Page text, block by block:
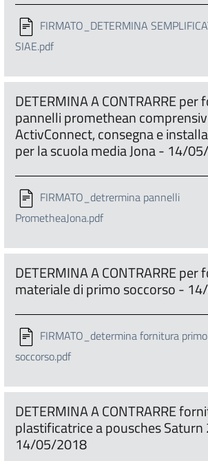
FIRMATO_DETERMINA
SIAE.pdf
DETERMINA A CONTRARRE
pannelli promethean
ActivConnect, consegna e
per la scuola media Jona - 14/
FIRMATO_detrermina pannelli
PrometheaJona.pdf
DETERMINA A CONTRARRE
materiale di primo soccorso -
FIRMATO_determina fornitura primo
soccorso.pdf
DETERMINA A CONTRARRE
plastificatrice a pousches Saturn
14/05/2018